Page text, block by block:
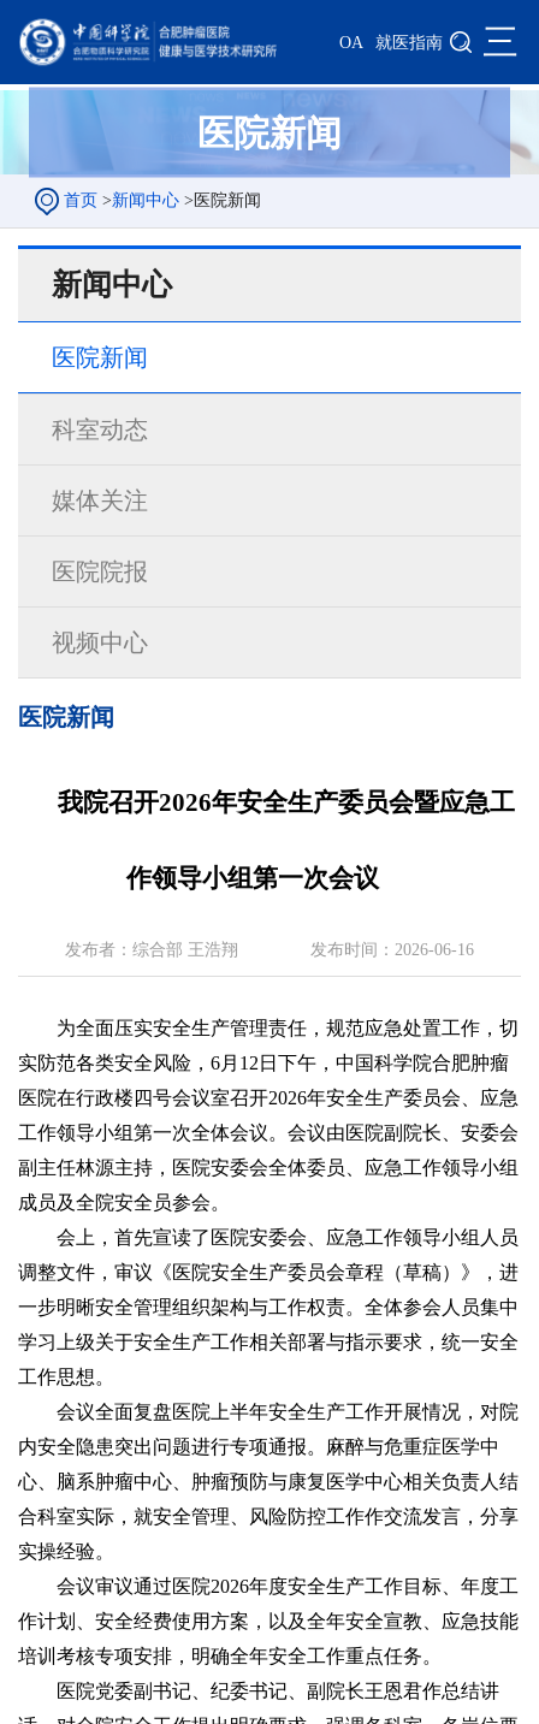
OA 就医指南 三
医院新闻
首页 >新闻中心 > 医院新闻
新闻中心
医院新闻
科室动态
媒体关注
医院院报
视频中心
医院新闻
我院召开2026年安全生产委员会暨应急工
作领导小组第一次会议
发布者：综合部 王浩翔 发布时间：2026-06-16
为全面压实安全生产管理责任，规范应急处置工作，切
实防范各类安全风险，6月12日下午，中国科学院合肥肿瘤
医院在行政楼四号会议室召开2026年安全生产委员会、应急
工作领导小组第一次全体会议。会议由医院副院长、安委会
副主任林源主持，医院安委会全体委员、应急工作领导小组
成员及全院安全员参会。
会上，首先宣读了医院安委会、应急工作领导小组人员
调整文件，审议《医院安全生产委员会章程（草稿）》，进
一步明晰安全管理组织架构与工作权责。全体参会人员集中
学习上级关于安全生产工作相关部署与指示要求，统一安全
工作思想。
会议全面复盘医院上半年安全生产工作开展情况，对院
内安全隐患突出问题进行专项通报。麻醉与危重症医学中
心、脑系肿瘤中心、肿瘤预防与康复医学中心相关负责人结
合科室实际，就安全管理、风险防控工作作交流发言，分享
实操经验。
会议审议通过医院2026年度安全生产工作目标、年度工
作计划、安全经费使用方案，以及全年安全宣教、应急技能
培训考核专项安排，明确全年安全工作重点任务。
医院党委副书记、纪委书记、副院长王恩君作总结讲